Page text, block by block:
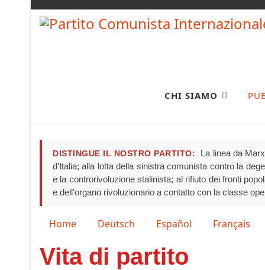
CHI SIAMO
DISTINGUE IL NOSTRO PARTITO:
La linea da
d’Italia; alla lotta della sinistra comunista contro la
e la controrivoluzione stalinista; al rifiuto dei fronti
e dell’organo rivoluzionario a contatto con la classe
Seleziona la tua lingua
Home Deutsch Español Français
Vita di partito